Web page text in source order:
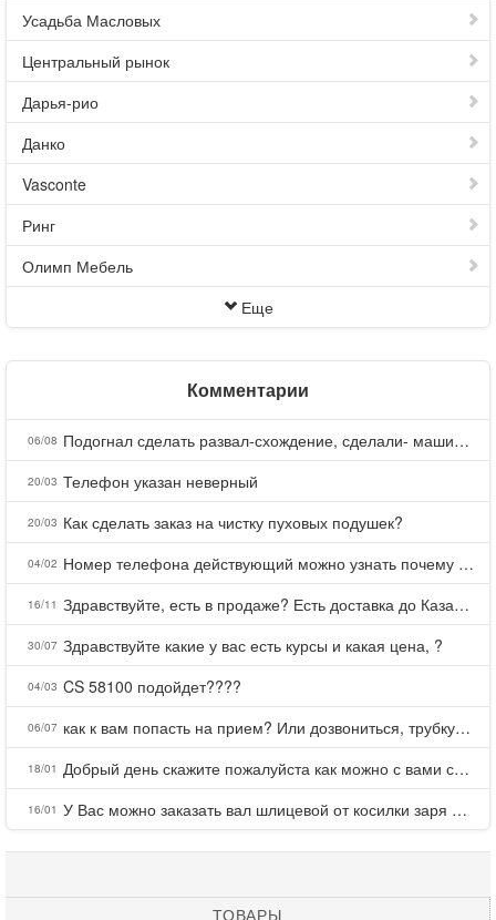
Усадьба Масловых
Центральный рынок
Дарья-рио
Данко
Vasconte
Ринг
Олимп Мебель
Еще
Комментарии
06/08 Подогнал сделать развал-схождение, сделали- машина уходит на право и колеса проверил все хорошо с атмосферами ужас как можно делать авто, не ужели не берегут свою репутацию, не советую.
20/03 Телефон указан неверный
20/03 Как сделать заказ на чистку пуховых подушек?
04/02 Номер телефона действующий можно узнать почему номер неправельный
16/11 Здравствуйте, есть в продаже? Есть доставка до Казани?
30/07 Здравствуйте какие у вас есть курсы и какая цена, ?
04/03 CS 58100 подойдет????
06/07 как к вам попасть на прием? Или дозвониться, трубку не берете.
18/01 Добрый день скажите пожалуйста как можно с вами связаться . Телефон не отвечает .Заказала кухню в тц Хороший есть претензии а менеджер контактов не дает .Что делать?
16/01 У Вас можно заказать вал шлицевой от косилки заря для мтз, который соединяет мотоблок с косилкой.?
ТОВАРЫ